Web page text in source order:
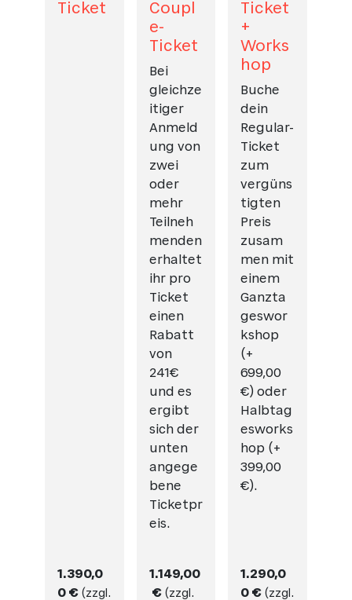
Ticket
1.390,0
0 € (zzgl.
Coupl
e-
Ticket
Bei
gleichze
itiger
Anmeld
ung von
zwei
oder
mehr
Teilneh
menden
erhaltet
ihr pro
Ticket
einen
Rabatt
von
241€
und es
ergibt
sich der
unten
angege
bene
Ticketpr
eis.
1.149,00
€ (zzgl.
Ticket
+
Works
hop
Buche
dein
Regular-
Ticket
zum
vergüns
tigten
Preis
zusam
men mit
einem
Ganzta
geswor
kshop
(+
699,00
€) oder
Halbtag
esworks
hop (+
399,00
€).
1.290,0
0 € (zzgl.